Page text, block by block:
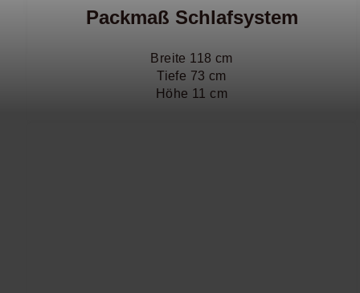
Packmaß Schlafsystem
Breite 118 cm
Tiefe 73 cm
Höhe 11 cm